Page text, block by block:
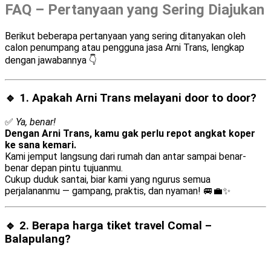
FAQ – Pertanyaan yang Sering Diajukan
Berikut beberapa pertanyaan yang sering ditanyakan oleh
calon penumpang atau pengguna jasa Arni Trans, lengkap
dengan jawabannya 👇
🔹 1. Apakah Arni Trans melayani door to door?
✅ Ya, benar!
Dengan Arni Trans, kamu gak perlu repot angkat koper
ke sana kemari.
Kami jemput langsung dari rumah dan antar sampai benar-
benar depan pintu tujuanmu.
Cukup duduk santai, biar kami yang ngurus semua
perjalananmu — gampang, praktis, dan nyaman! 🚐💼✨
🔹 2. Berapa harga tiket travel Comal –
Balapulang?